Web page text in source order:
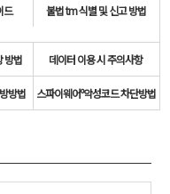
드 불법 tm 식별 및 신고 방법
방법 데이터 이용 시 주의사항
방법 스파이웨어º악성코드 차단방법